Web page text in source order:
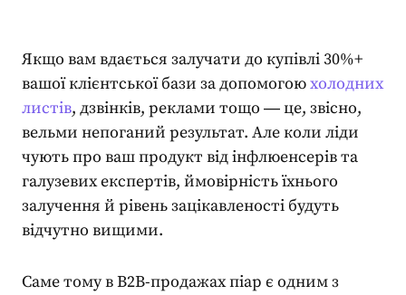
Якщо вам вдається залучати до купівлі 30%+
вашої клієнтської бази за допомогоюхолодних
листів, дзвінків, реклами тощо ― це, звісно,
вельми непоганий результат. Але коли ліди
чують про ваш продукт від інфлюенсерів та
галузевих експертів, ймовірність їхнього
залучення й рівень зацікавленості будуть
відчутно вищими.
Саме тому в B2B-продажахпіар є одним з